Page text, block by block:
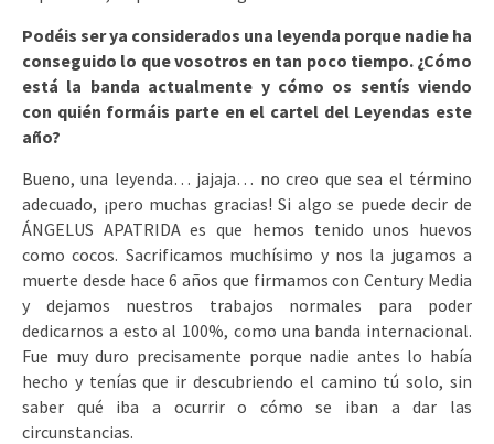
Podéis ser ya considerados una leyenda porque nadie ha
conseguido lo que vosotros en tan poco tiempo. ¿Cómo
está la banda actualmente y cómo os sentís viendo
con quién formáis parte en el cartel del Leyendas este
año?
Bueno, una leyenda… jajaja… no creo que sea el término
adecuado, ¡pero muchas gracias! Si algo se puede decir de
ÁNGELUS APATRIDA es que hemos tenido unos huevos
como cocos. Sacrificamos muchísimo y nos la jugamos a
muerte desde hace 6 años que firmamos con Century Media
y dejamos nuestros trabajos normales para poder
dedicarnos a esto al 100%, como una banda internacional.
Fue muy duro precisamente porque nadie antes lo había
hecho y tenías que ir descubriendo el camino tú solo, sin
saber qué iba a ocurrir o cómo se iban a dar las
circunstancias.